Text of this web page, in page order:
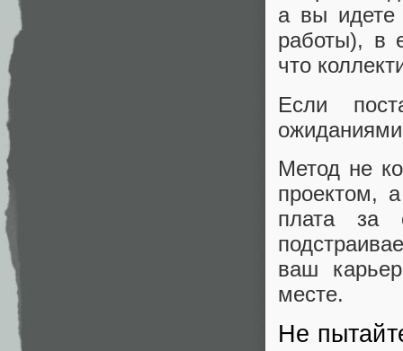
а вы идете
работы), в
что
Если
Метод не
проектом,
плата за
ваш
месте.
Не